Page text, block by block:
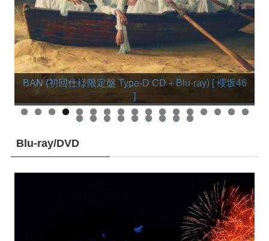
BAN (初回仕様限定盤 Type-A CD＋Blu-ray) [ 櫻坂46 ]
BAN (初回仕様限定盤 Type-B CD＋Blu-ray) [ 櫻坂46 ]
BAN (初回仕様限定盤 Type-C CD＋Blu-ray) [ 櫻坂46
]
BAN (初回仕様限定盤 Type-D CD＋Blu-ray) [ 櫻坂46
]
【楽天ブックス限定先着特典】BAN (通常盤)(ステッ
カー(楽天ブックス絵柄)) [ 櫻坂46 ]
0 1 2 3 4 5 6 7
8 9 0 1 2 3 4 5 6
Blu-ray/DVD